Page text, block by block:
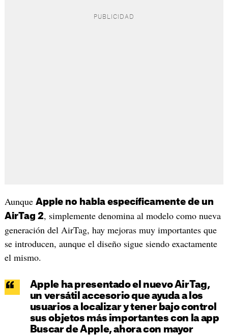
Aunque Apple no habla específicamente de un
AirTag 2, simplemente denomina al modelo como nueva
generación del AirTag, hay mejoras muy importantes que
se introducen, aunque el diseño sigue siendo exactamente
el mismo.
Apple ha presentado el nuevo AirTag,
un versátil accesorio que ayuda a los
usuarios a localizar y tener bajo control
sus objetos más importantes con la app
Buscar de Apple, ahora con mayor